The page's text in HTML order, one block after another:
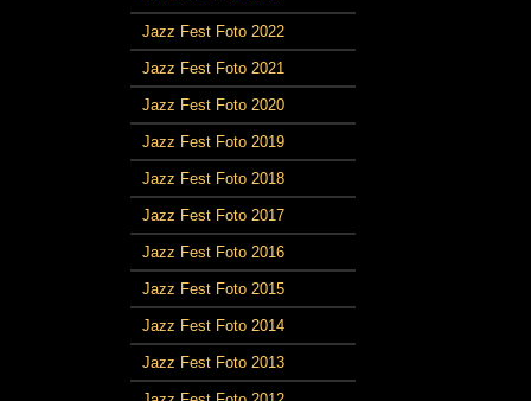
Jazz Fest Foto 2022
Jazz Fest Foto 2021
Jazz Fest Foto 2020
Jazz Fest Foto 2019
Jazz Fest Foto 2018
Jazz Fest Foto 2017
Jazz Fest Foto 2016
Jazz Fest Foto 2015
Jazz Fest Foto 2014
Jazz Fest Foto 2013